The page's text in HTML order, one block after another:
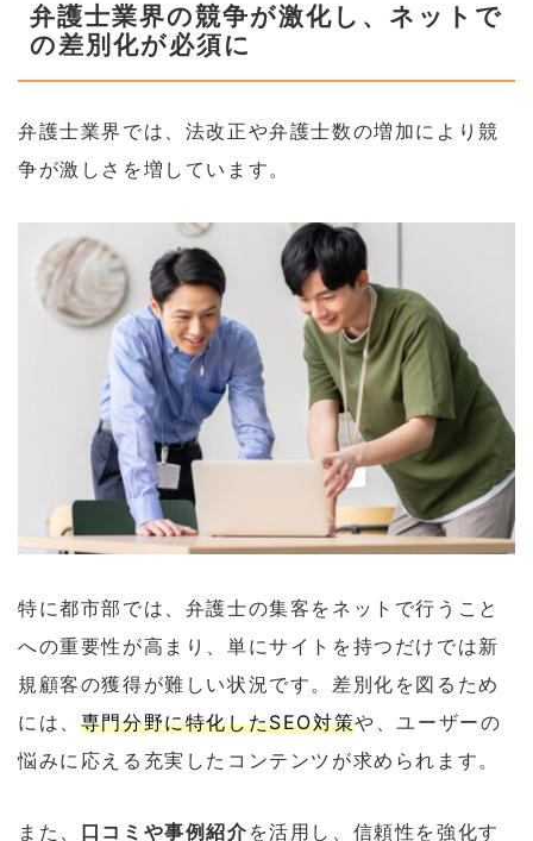
弁護士業界の競争が激化し、ネットで
の差別化が必須に
弁護士業界では、法改正や弁護士数の増加により競
争が激しさを増しています。
特に都市部では、弁護士の集客をネットで行うこと
への重要性が高まり、単にサイトを持つだけでは新
規顧客の獲得が難しい状況です。差別化を図るため
には、 専門分野に特化したSEO対策や、ユーザーの
悩みに応える充実したコンテンツが求められます。
また、 口コミや事例紹介 を活用し、信頼性を強化す